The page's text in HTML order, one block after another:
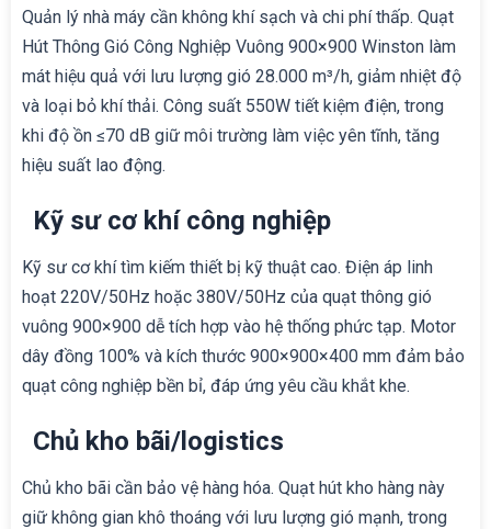
Quản lý nhà máy cần không khí sạch và chi phí thấp. Quạt
Hút Thông Gió Công Nghiệp Vuông 900×900 Winston làm
mát hiệu quả với lưu lượng gió 28.000 m³/h, giảm nhiệt độ
và loại bỏ khí thải. Công suất 550W tiết kiệm điện, trong
khi độ ồn ≤70 dB giữ môi trường làm việc yên tĩnh, tăng
hiệu suất lao động.
Kỹ sư cơ khí công nghiệp
Kỹ sư cơ khí tìm kiếm thiết bị kỹ thuật cao. Điện áp linh
hoạt 220V/50Hz hoặc 380V/50Hz của quạt thông gió
vuông 900×900 dễ tích hợp vào hệ thống phức tạp. Motor
dây đồng 100% và kích thước 900×900×400 mm đảm bảo
quạt công nghiệp bền bỉ, đáp ứng yêu cầu khắt khe.
Chủ kho bãi/logistics
Chủ kho bãi cần bảo vệ hàng hóa. Quạt hút kho hàng này
giữ không gian khô thoáng với lưu lượng gió mạnh, trong